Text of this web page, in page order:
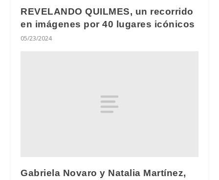
REVELANDO QUILMES, un recorrido
en imágenes por 40 lugares icónicos
05/23/2024
Gabriela Novaro y Natalia Martínez,